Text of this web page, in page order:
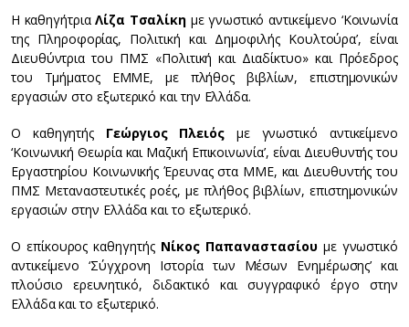
Η καθηγήτριαΛίζα Τσαλίκη με γνωστικό αντικείμενο ‘Κοινωνία
της Πληροφορίας, Πολιτική και Δημοφιλής Κουλτούρα’, είναι
Διευθύντρια του ΠΜΣ «Πολιτική και Διαδίκτυο» και Πρόεδρος
του Τμήματος ΕΜΜΕ, με πλήθος βιβλίων, επιστημονικών
εργασιών στο εξωτερικό και την Ελλάδα.
Ο καθηγητής Γεώργιος Πλειόςμε γνωστικό αντικείμενο
‘Κοινωνική Θεωρία και Μαζική Επικοινωνία’, είναι Διευθυντής του
Εργαστηρίου Κοινωνικής Έρευνας στα ΜΜΕ, και Διευθυντής του
ΠΜΣ Μεταναστευτικές ροές, με πλήθος βιβλίων, επιστημονικών
εργασιών στην Ελλάδα και το εξωτερικό.
Ο επίκουρος καθηγητής Νίκος Παπαναστασίουμε γνωστικό
αντικείμενο ‘Σύγχρονη Ιστορία των Μέσων Ενημέρωσης’ και
πλούσιο ερευνητικό, διδακτικό και συγγραφικό έργο στην
Ελλάδα και το εξωτερικό.